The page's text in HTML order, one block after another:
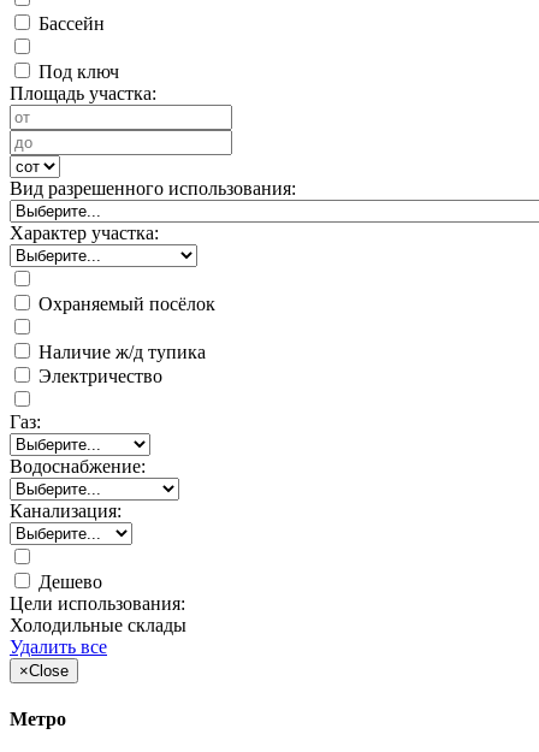
Бассейн
Под ключ
Площадь участка:
Вид разрешенного использования:
Характер участка:
Охраняемый посёлок
Наличие ж/д тупика
Электричество
Газ:
Водоснабжение:
Канализация:
Дешево
Цели использования:
Холодильные склады
Удалить все
×Close
Метро